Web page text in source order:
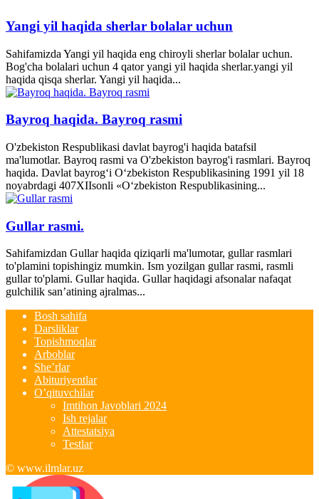
Yangi yil haqida sherlar bolalar uchun
Sahifamizda Yangi yil haqida eng chiroyli sherlar bolalar uchun.
Bog'cha bolalari uchun 4 qator yangi yil haqida sherlar.yangi yil
haqida qisqa sherlar. Yangi yil haqida...
Bayroq haqida. Bayroq rasmi
O'zbekiston Respublikasi davlat bayrog'i haqida batafsil
ma'lumotlar. Bayroq rasmi va O'zbekiston bayrog'i rasmlari. Bayroq
haqida. Davlat bayrog‘i O‘zbekiston Respublikasining 1991 yil 18
noyabrdagi 407­XII­sonli «O‘zbekiston Respublikasining...
Gullar rasmi.
Sahifamizdan Gullar haqida qiziqarli ma'lumotar, gullar rasmlari
to'plamini topishingiz mumkin. Ism yozilgan gullar rasmi, rasmli
gullar to'plami. Gullar haqida. Gullar haqidagi afsonalar nafaqat
gulchilik san’atining ajralmas...
Bosh sahifa
Darsliklar
Topishmoqlar
Arboblar
She’rlar
Abituriyentlar
O’qituvchilar
Imtihon Javoblari 2024
Ish rejalar
Attestatsiya
Testlar
© www.ilmlar.uz